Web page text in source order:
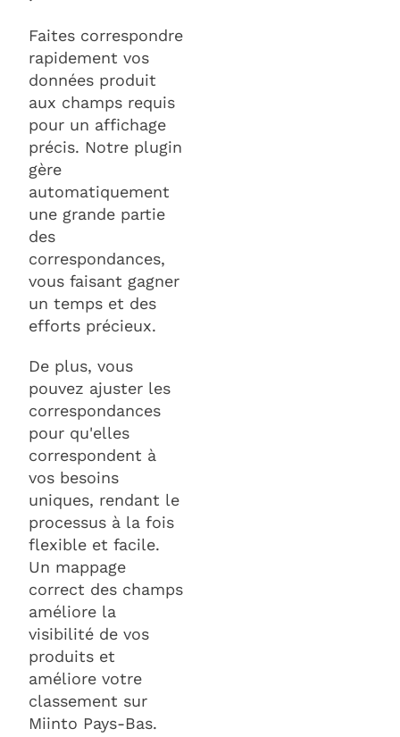
Faites correspondre
rapidement vos
données produit
aux champs requis
pour un affichage
précis. Notre plugin
gère
automatiquement
une grande partie
des
correspondances,
vous faisant gagner
un temps et des
efforts précieux.
De plus, vous
pouvez ajuster les
correspondances
pour qu'elles
correspondent à
vos besoins
uniques, rendant le
processus à la fois
flexible et facile.
Un mappage
correct des champs
améliore la
visibilité de vos
produits et
améliore votre
classement sur
Miinto Pays-Bas.